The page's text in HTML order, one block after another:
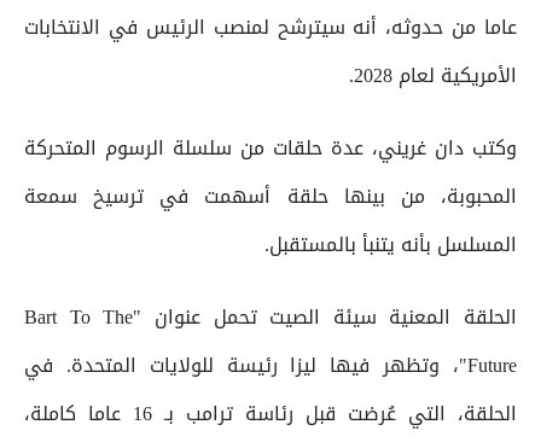
عاما من حدوثه، أنه سيترشح لمنصب الرئيس في الانتخابات
الأمريكية لعام 2028.
وكتب دان غريني، عدة حلقات من سلسلة الرسوم المتحركة
المحبوبة، من بينها حلقة أسهمت في ترسيخ سمعة
المسلسل بأنه يتنبأ بالمستقبل.
الحلقة المعنية سيئة الصيت تحمل عنوان "Bart To The
Future"، وتظهر فيها ليزا رئيسة للولايات المتحدة. في
الحلقة، التي عُرضت قبل رئاسة ترامب بـ 16 عاما كاملة،